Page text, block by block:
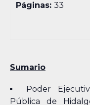
Páginas:33
Sumario
Poder
Pública de